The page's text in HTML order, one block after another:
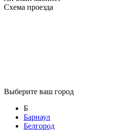
Схема проезда
Выберите ваш город
Б
Барнаул
Белгород